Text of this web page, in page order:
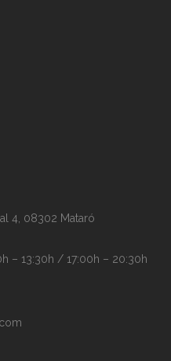
4, 08302 Mataró
– 13:30h / 17:00h – 20:30h